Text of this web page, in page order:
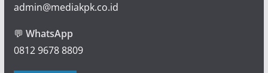
admin@mediakpk.co.id
💬 WhatsApp
0812 9678 8809